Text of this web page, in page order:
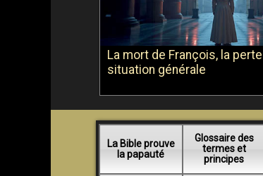
La mort de François, la
situation générale
La Bible prouve
la papauté
Glossaire des
termes et
principes